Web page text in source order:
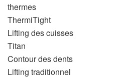
thermes
ThermiTight
Lifting des cuisses
Titan
Contour des dents
Lifting traditionnel